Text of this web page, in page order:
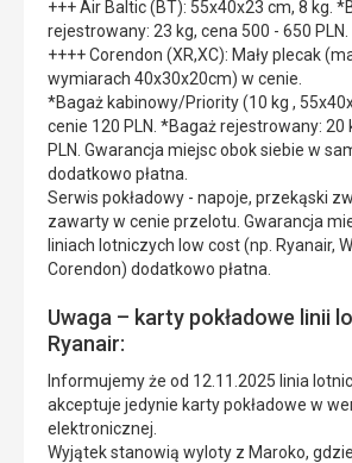
+++ Air Baltic (BT): 55x40x23 cm, 8 kg.
rejestrowany: 23 kg, cena 500 - 650 PLN.
++++ Corendon (XR,XC): Mały plecak
wymiarach 40x30x20cm) w cenie.
*Bagaż kabinowy/Priority (10 kg ,
cenie 120 PLN. *Bagaż rejestrowany: 20
PLN. Gwarancja miejsc obok siebie w
dodatkowo płatna.
Serwis pokładowy - napoje, przekąski
zawarty w cenie przelotu. Gwarancja
liniach lotniczych low cost (np. Ryanair,
Corendon) dodatkowo płatna.
Uwaga – karty pokładowe linii
Ryanair:
Informujemy że od 12.11.2025 linia
akceptuje jedynie karty pokładowe w
elektronicznej.
Wyjątek stanowią wyloty z Maroko,